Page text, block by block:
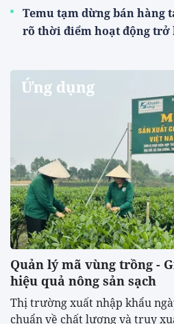
Temu tạm dừng bán hàng
rõ thời điểm hoạt động trở
Ứng dụng
Quản lý mã vùng trồng -
hiệu quả nông sản sạch
Thị trường xuất nhập khẩu
chuẩn về chất lượng và truy